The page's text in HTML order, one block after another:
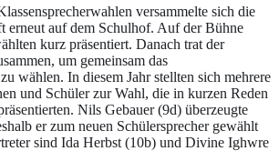
versammelte sich die
erneut auf dem Schulhof. Auf der Bühne
kurz präsentiert. Danach trat der
um gemeinsam das
wählen. In diesem Jahr stellten sich mehrere
und Schüler zur Wahl, die in kurzen Reden
Nils Gebauer (9d) überzeugte
er zum neuen Schülersprecher gewählt
sind Ida Herbst (10b) und Divine Ighwre